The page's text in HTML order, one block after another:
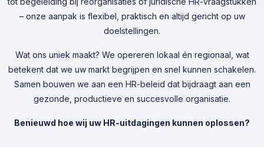
– onze aanpak is flexibel, praktisch en altijd gericht op uw
doelstellingen.
Wat ons uniek maakt? We opereren lokaal én regionaal, wat
betekent dat we uw markt begrijpen en snel kunnen schakelen.
Samen bouwen we aan een HR-beleid dat bijdraagt aan een
gezonde, productieve en succesvolle organisatie.
Benieuwd hoe wij uw HR-uitdagingen kunnen oplossen?